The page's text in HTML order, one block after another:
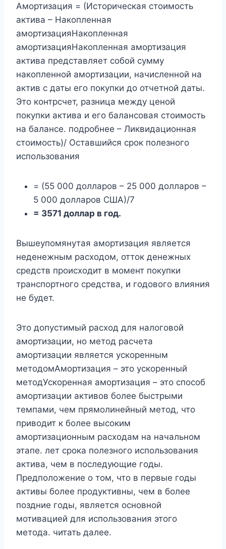
Амортизация = (Историческая стоимость
актива – Накопленная
амортизацияНакопленная
амортизацияНакопленная амортизация
актива представляет собой сумму
накопленной амортизации, начисленной на
актив с даты его покупки до отчетной даты.
Это контрсчет, разница между ценой
покупки актива и его балансовая стоимость
на балансе. подробнее – Ликвидационная
стоимость)/ Оставшийся срок полезного
использования
= (55 000 долларов – 25 000 долларов –
5 000 долларов США)/7
= 3571 доллар в год.
Вышеупомянутая амортизация является
неденежным расходом, отток денежных
средств происходит в момент покупки
транспортного средства, и годового влияния
не будет.
Это допустимый расход для налоговой
амортизации, но метод расчета
амортизации является ускоренным
методомАмортизация – это ускоренный
методУскоренная амортизация – это способ
амортизации активов более быстрыми
темпами, чем прямолинейный метод, что
приводит к более высоким
амортизационным расходам на начальном
этапе. лет срока полезного использования
актива, чем в последующие годы.
Предположение о том, что в первые годы
активы более продуктивны, чем в более
поздние годы, является основной
мотивацией для использования этого
метода. читать далее.